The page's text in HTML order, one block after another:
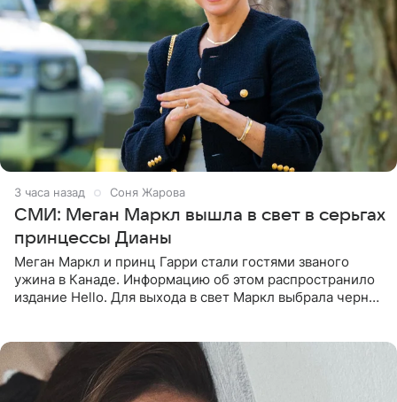
3 часа назад Соня Жарова
СМИ: Меган Маркл вышла в свет в серьгах
принцессы Дианы
Меган Маркл и принц Гарри стали гостями званого
ужина в Канаде. Информацию об этом распространило
издание Hello. Для выхода в свет Маркл выбрала черное